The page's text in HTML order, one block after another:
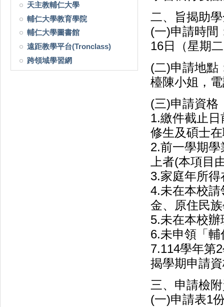
天主教輔仁大學
輔仁大學教育學院
輔仁大學圖書館
遠距教學平台(Tronclass)
跨領域學習網
二、旨揭助
(一)申請時間
16日（星期
(二)申請地點
檯陳小姐，
(三)申請資格
1.繳件截止
修生及碩士
2.前一學期
上者(本項目
3.家庭年所
4.未在本校
金、原住民
5.未在本校
6.未申領「
7.114學年第
揭學期申請
三、申請檢
(一)申請表1